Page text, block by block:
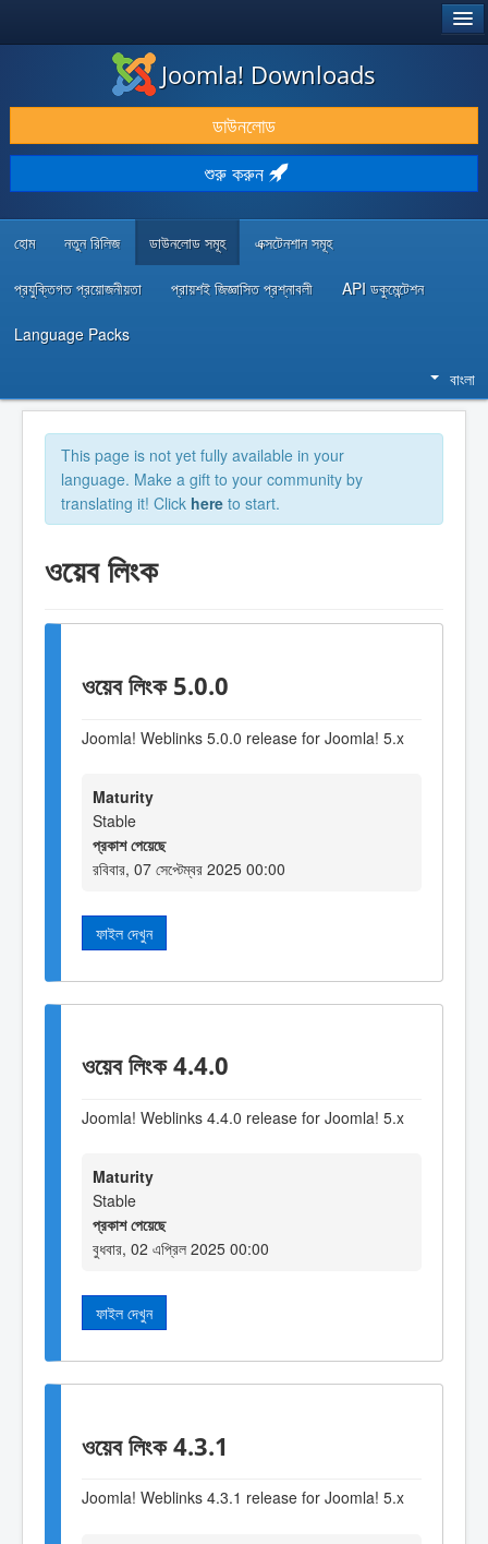
ডাউনলোড & প্রসারিত করুন
আবিষ্কার & শিখুন
কমিউনিটি & সহায়তা
Joomla! Downloads
ডাউনলোড
শুরু করুন
হোম নতুন রিলিজ ডাউনলোড সমূহ এক্সটেনশান সমূহ
প্রযুক্তিগত প্রয়োজনীয়তা প্রায়শই জিজ্ঞাসিত প্রশ্নাবলী API ডকুমেন্টেশন
Language Packs
বাংলা
This page is not yet fully available in your
language. Make a gift to your community by
translating it! Click here to start.
ওয়েব লিংক
ওয়েব লিংক 5.0.0
Joomla! Weblinks 5.0.0 release for Joomla! 5.x
Maturity
Stable
প্রকাশ পেয়েছে
রবিবার, 07 সেপ্টেম্বর 2025 00:00
ফাইল দেখুন
ওয়েব লিংক 4.4.0
Joomla! Weblinks 4.4.0 release for Joomla! 5.x
Maturity
Stable
প্রকাশ পেয়েছে
বুধবার, 02 এপ্রিল 2025 00:00
ফাইল দেখুন
ওয়েব লিংক 4.3.1
Joomla! Weblinks 4.3.1 release for Joomla! 5.x